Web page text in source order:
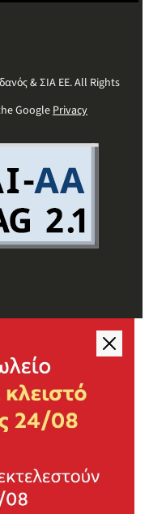
& ΣΙΑ ΕΕ. All Rights
GooglePrivacy